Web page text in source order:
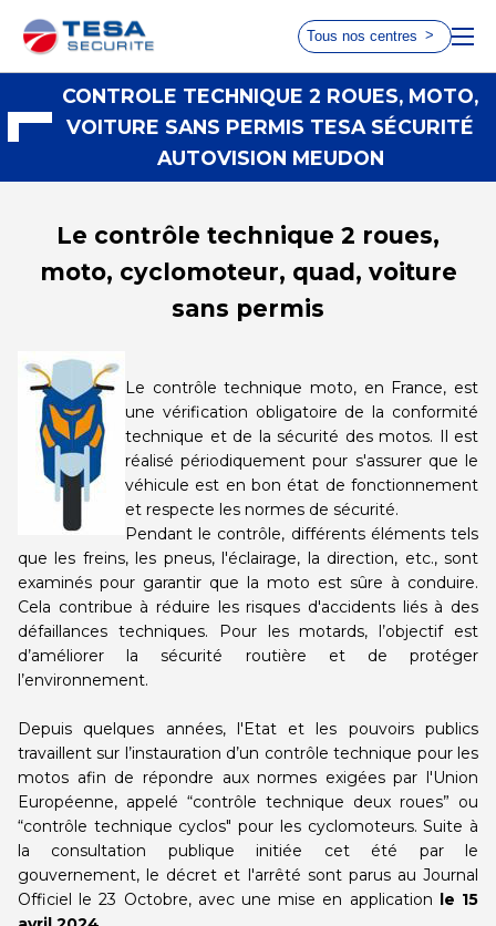
Tous nos centres
Choisissez le centre le plus
proche de chez vous
AUTOVISION
Taverny
Choisir ce
AUTOSUR
Paris 17
Choisir ce
AUTOVISION
Le Chesnay
Choisir ce
centre
AUTOSUR
Paris 15
Choisir ce
centre
AUTOVISION
Plaisir
Choisir ce
centre
AUTOVISION
Meudon
Choisir ce
AUTOVISION
Bois d'Arcy
Choisir ce
centre
AUTOSUR
Vitry
Choisir ce
centre
AUTOSUR
AUTOSUR
ACCUEIL
TARIFS ET HORAIRES
RDV 2 ROUES
CONTROLE TECHNIQUE 2 ROUES, MOTO,
VOITURE SANS PERMIS TESA SÉCURITÉ
AUTOVISION MEUDON
Le contrôle technique 2 roues,
moto, cyclomoteur, quad, voiture
sans permis
Le contrôle technique moto, en France, est
une vérification obligatoire de la conformité
technique et de la sécurité des motos. Il est
réalisé périodiquement pour s'assurer que le
véhicule est en bon état de fonctionnement
et respecte les normes de sécurité.
Pendant le contrôle, différents éléments tels
que les freins, les pneus, l'éclairage, la direction, etc., sont
examinés pour garantir que la moto est sûre à conduire.
Cela contribue à réduire les risques d'accidents liés à des
défaillances techniques. Pour les motards, l’objectif est
d’améliorer la sécurité routière et de protéger
l’environnement.
Depuis quelques années, l'Etat et les pouvoirs publics
travaillent sur l’instauration d’un contrôle technique pour les
motos afin de répondre aux normes exigées par l'Union
Européenne, appelé “contrôle technique deux roues” ou
“contrôle technique cyclos" pour les cyclomoteurs. Suite à
la consultation publique initiée cet été par le
gouvernement, le décret et l'arrêté sont parus au Journal
Officiel le 23 Octobre, avec une mise en application le 15